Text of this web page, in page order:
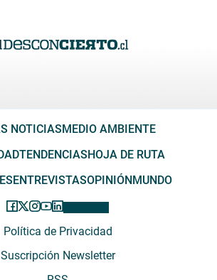
NOTICIAS MEDIO AMBIENTE
TENDENCIAS HOJA DE RUTA
ENTREVISTASOPINIÓN MUNDO
Política de Privacidad
Suscripción Newsletter